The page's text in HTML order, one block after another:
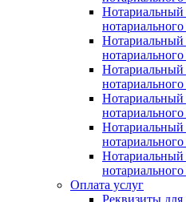
Нотариальный
нотариального
Нотариальный
нотариального
Нотариальный
нотариального
Нотариальный
нотариального
Нотариальный
нотариального
Нотариальный
нотариального
Оплата услуг
Реквизиты